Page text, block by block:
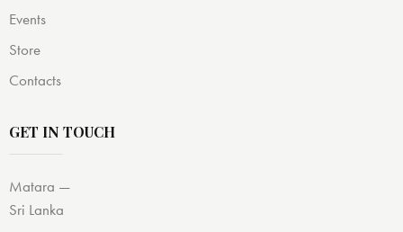
Events
Store
Contacts
GET IN TOUCH
Matara —
Sri Lanka